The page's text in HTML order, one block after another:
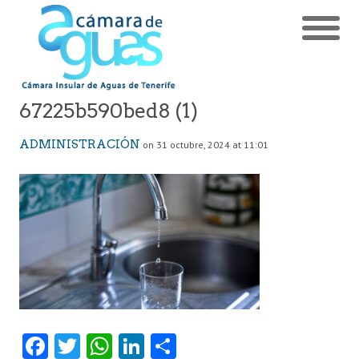
67225b590bed8 (1)
ADMINISTRACIÓN on 31 octubre, 2024 at 11:01
Fa T W Li